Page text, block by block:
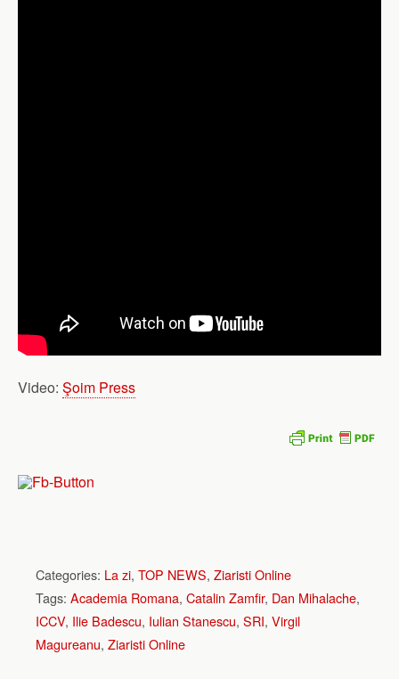
Video: Şoim Press
Categories: La zi, TOP NEWS, Ziaristi Online
Tags: Academia Romana, Catalin Zamfir, Dan Mihalache,
ICCV, Ilie Badescu, Iulian Stanescu, SRI, Virgil
Magureanu, Ziaristi Online